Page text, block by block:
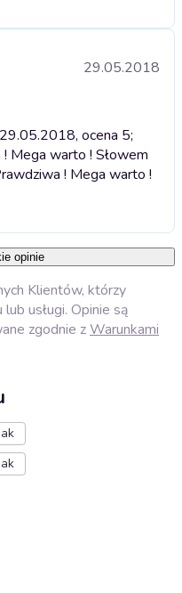
29.05.2018
ocena 5;
Mega warto ! Słowem
! Mega warto !
opinie
Klientów, którzy
usługi. Opinie są
zgodnie zWarunkami